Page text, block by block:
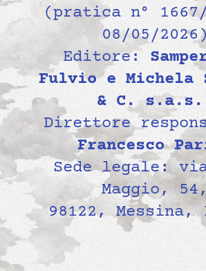
(pratica n°
08/05/2026)
Editore:
Fulvio e Michela
& C. s.a.s.
Direttore
Francesco
Sede legale:
Maggio,
98122,